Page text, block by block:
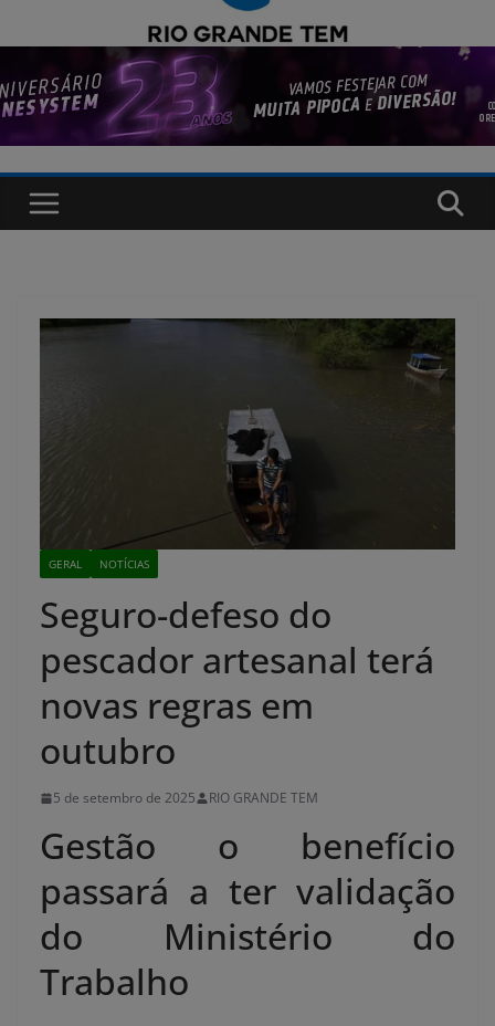
GERAL NOTÍCIAS
Seguro-defeso do
pescador artesanal terá
novas regras em
outubro
5 de setembro de 2025 RIO GRANDE TEM
Gestão o benefício
passará a ter validação
do Ministério do
Trabalho